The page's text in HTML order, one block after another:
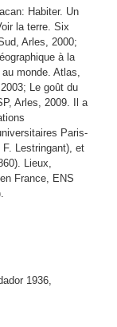
Habiter. Un
la terre. Six
Arles, 2000;
à la
monde. Atlas,
Le goût du
Arles, 2009. Il a
Paris-
Lestringant), et
Lieux,
France, ENS
1936,